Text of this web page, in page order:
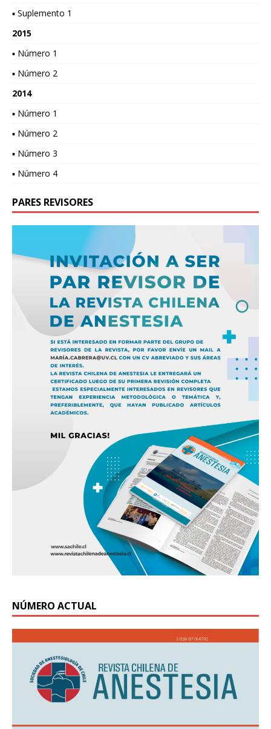
▪ Suplemento 1
2015
▪ Número 1
▪ Número 2
2014
▪ Número 1
▪ Número 2
▪ Número 3
▪ Número 4
PARES REVISORES
NÚMERO ACTUAL